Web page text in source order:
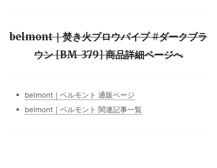
belmont｜焚き火ブロウパイプ #ダークブラ
ウン [BM-379] 商品詳細ページへ
belmont｜ベルモント 通販ページ
belmont｜ベルモント 関連記事一覧